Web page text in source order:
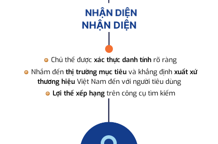
NHẬN DIỆN
Chủ thể được xác thực danh tính rõ ràng
Nhắm đến thị trường mục tiêuvà khẳng định xuất xứ
thương hiệuViệt Nam đến với người tiêu dùng
Lợi thế xếp hạng trên công cụ tìm kiếm